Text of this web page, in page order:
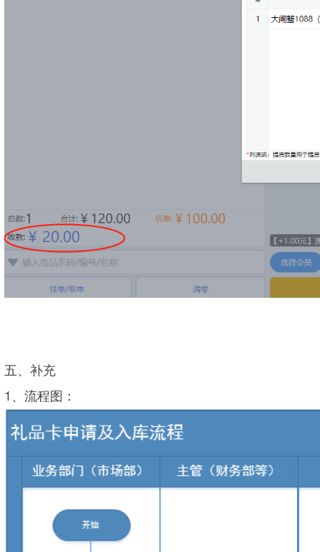
五、补充
1、流程图：